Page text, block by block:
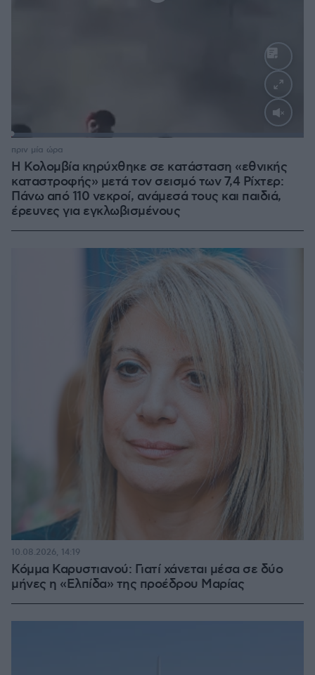
Loaded
Η Κολομβία κηρύχθηκε σε κατάσταση «εθνικής
καταστροφής» μετά τον σεισμό των 7,4 Ρίχτερ:
Πάνω από 110 νεκροί, ανάμεσά τους και παιδιά,
έρευνες για εγκλωβισμένους
πριν μία ώρα
Κόμμα Καρυστιανού: Γιατί χάνεται μέσα σε δύο
μήνες η «Ελπίδα» της προέδρου Μαρίας
10.08.2026, 14:19